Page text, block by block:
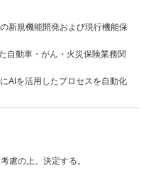
新規機能開発および現行機能保
自動車・がん・火災保険業務関
AIを活用したプロセスを自動化
慮の上、決定する。